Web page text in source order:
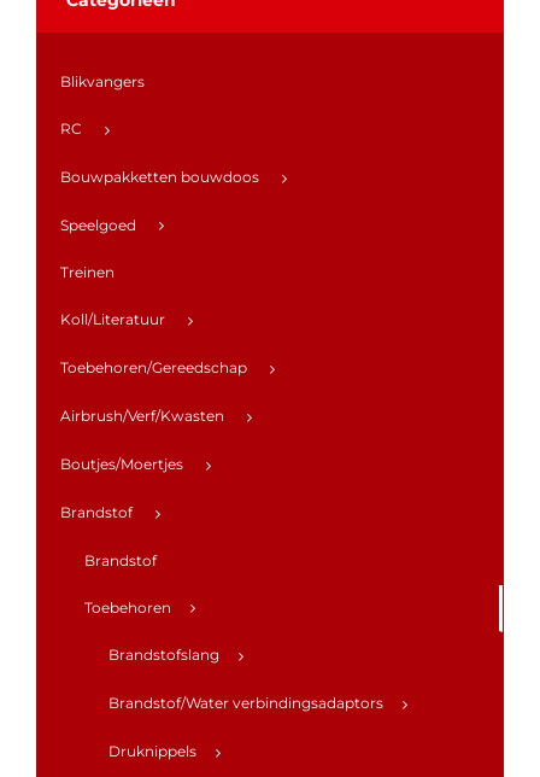
Blikvangers
RC
Bouwpakketten bouwdoos
Speelgoed
Treinen
Koll/Literatuur
Toebehoren/Gereedschap
Airbrush/Verf/Kwasten
Boutjes/Moertjes
Brandstof
Brandstof
Toebehoren
Brandstofslang
Brandstof/Water verbindingsadaptors
Druknippels